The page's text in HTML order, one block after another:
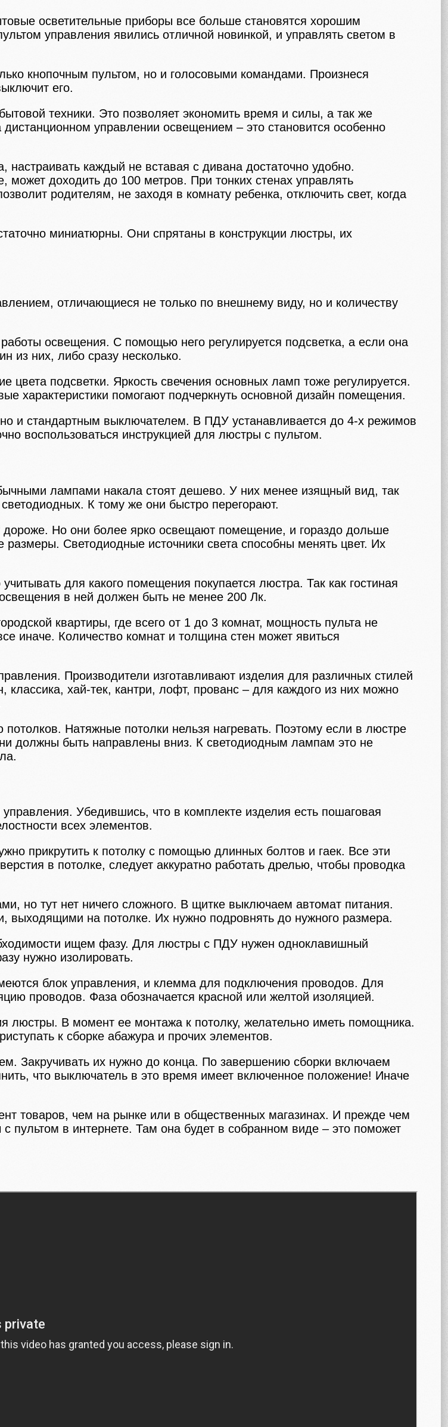
осветительные приборы все больше становятся хорошим
управления явились отличной новинкой, и управлять светом в
кнопочным пультом, но и голосовыми командами. Произнеся
его.
техники. Это позволяет экономить время и силы, а так же
управлении освещением – это становится особенно
каждый не вставая с дивана достаточно удобно.
может доходить до 100 метров. При тонких стенах управлять
родителям, не заходя в комнату ребенка, отключить свет, когда
миниатюрны. Они спрятаны в конструкции люстры, их
отличающиеся не только по внешнему виду, но и количеству
освещения. С помощью него регулируется подсветка, а если она
из них, либо сразу несколько.
подсветки. Яркость свечения основных ламп тоже регулируется.
характеристики помогают подчеркнуть основной дизайн помещения.
и стандартным выключателем. В ПДУ устанавливается до 4-х режимов
воспользоваться инструкцией для люстры с пультом.
лампами накала стоят дешево. У них менее изящный вид, так
К тому же они быстро перегорают.
Но они более ярко освещают помещение, и гораздо дольше
Светодиодные источники света способны менять цвет. Их
для какого помещения покупается люстра. Так как гостиная
в ней должен быть не менее 200 Лк.
квартиры, где всего от 1 до 3 комнат, мощность пульта не
иначе. Количество комнат и толщина стен может явиться
Производители изготавливают изделия для различных стилей
хай-тек, кантри, лофт, прованс – для каждого из них можно
Натяжные потолки нельзя нагревать. Поэтому если в люстре
должны быть направлены вниз. К светодиодным лампам это не
Убедившись, что в комплекте изделия есть пошаговая
всех элементов.
прикрутить к потолку с помощью длинных болтов и гаек. Все эти
в потолке, следует аккуратно работать дрелью, чтобы проводка
но тут нет ничего сложного. В щитке выключаем автомат питания.
выходящими на потолке. Их нужно подровнять до нужного размера.
ищем фазу. Для люстры с ПДУ нужен одноклавишный
нужно изолировать.
блок управления, и клемма для подключения проводов. Для
проводов. Фаза обозначается красной или желтой изоляцией.
люстры. В момент ее монтажа к потолку, желательно иметь помощника.
к сборке абажура и прочих элементов.
Закручивать их нужно до конца. По завершению сборки включаем
что выключатель в это время имеет включенное положение! Иначе
товаров, чем на рынке или в общественных магазинах. И прежде чем
пультом в интернете. Там она будет в собранном виде – это поможет